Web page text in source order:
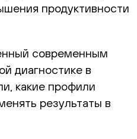
продуктивности
современным
диагностике в
какие профили
результаты в